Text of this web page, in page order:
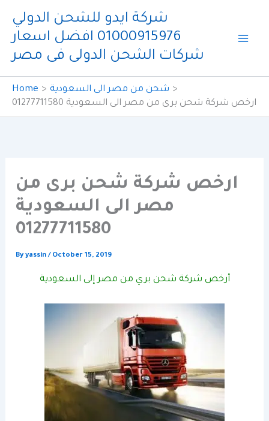
content
شركة ايدو للشحن الدولي
01000915976 افضل اسعار
شركات الشحن الدولى فى مصر
Home
شحن من مصر الى السعودية
ارخص شركة شحن برى من مصر الى السعودية 01277711580
ارخص شركة شحن برى من
مصر الى السعودية
01277711580
Byyassin/ October 15, 2019
أرخص شركة شحن بري من مصر إلى السعودية